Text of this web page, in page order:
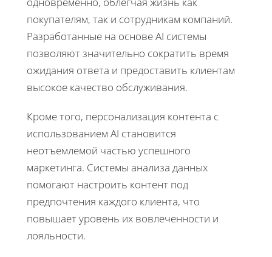
покупателям, так и сотрудникам компаний.
Разработанные на основе AI системы
позволяют значительно сократить время
ожидания ответа и предоставить клиентам
высокое качество обслуживания.
Кроме того, персонализация контента с
использованием AI становится
неотъемлемой частью успешного
маркетинга. Системы анализа данных
помогают настроить контент под
предпочтения каждого клиента, что
повышает уровень их вовлеченности и
лояльности.